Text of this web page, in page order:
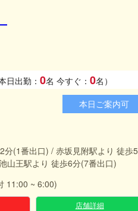
日出勤： 0名 今すぐ： 0名）
分(1番出口) / 赤坂見附駅より 徒歩5
山王駅より 徒歩6分(7番出口)
11:00 ~ 6:00)
本日ご案内可
店舗詳細